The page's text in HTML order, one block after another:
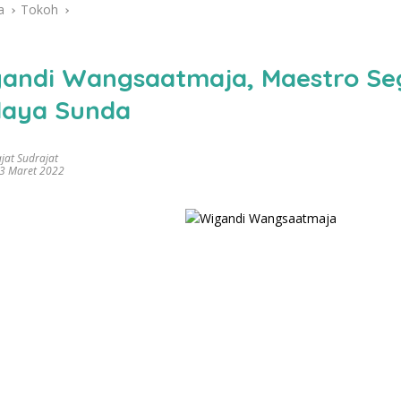
Tokoh
Wangsaatmaja, Maestro
Sunda
Sudrajat
Maret 2022